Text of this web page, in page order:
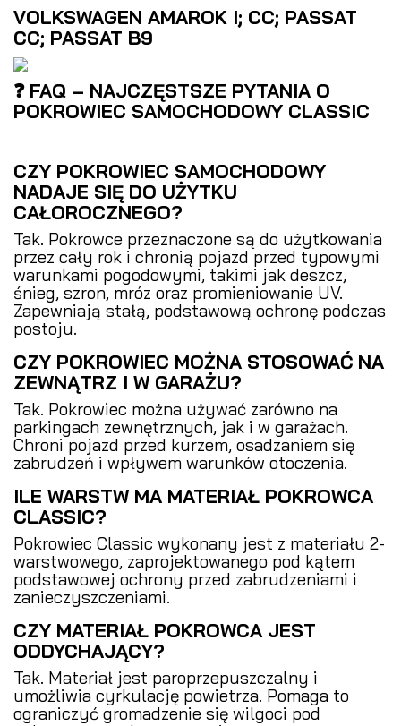
VOLKSWAGEN AMAROK I; CC; PASSAT
CC; PASSAT B9
❓ FAQ – NAJCZĘSTSZE PYTANIA O
POKROWIEC SAMOCHODOWY CLASSIC
CZY POKROWIEC SAMOCHODOWY
NADAJE SIĘ DO UŻYTKU
CAŁOROCZNEGO?
Tak. Pokrowce przeznaczone są do użytkowania
przez cały rok i chronią pojazd przed typowymi
warunkami pogodowymi, takimi jak deszcz,
śnieg, szron, mróz oraz promieniowanie UV.
Zapewniają stałą, podstawową ochronę podczas
postoju.
CZY POKROWIEC MOŻNA STOSOWAĆ NA
ZEWNĄTRZ I W GARAŻU?
Tak. Pokrowiec można używać zarówno na
parkingach zewnętrznych, jak i w garażach.
Chroni pojazd przed kurzem, osadzaniem się
zabrudzeń i wpływem warunków otoczenia.
ILE WARSTW MA MATERIAŁ POKROWCA
CLASSIC?
Pokrowiec Classic wykonany jest z materiału 2-
warstwowego, zaprojektowanego pod kątem
podstawowej ochrony przed zabrudzeniami i
zanieczyszczeniami.
CZY MATERIAŁ POKROWCA JEST
ODDYCHAJĄCY?
Tak. Materiał jest paroprzepuszczalny i
umożliwia cyrkulację powietrza. Pomaga to
ograniczyć gromadzenie się wilgoci pod